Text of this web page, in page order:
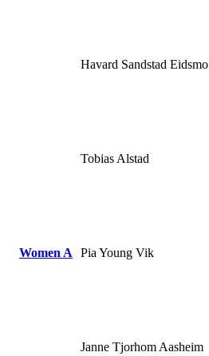
Havard Sandstad Eidsmo
Tobias Alstad
Women A Pia Young Vik
Janne Tjorhom Aasheim